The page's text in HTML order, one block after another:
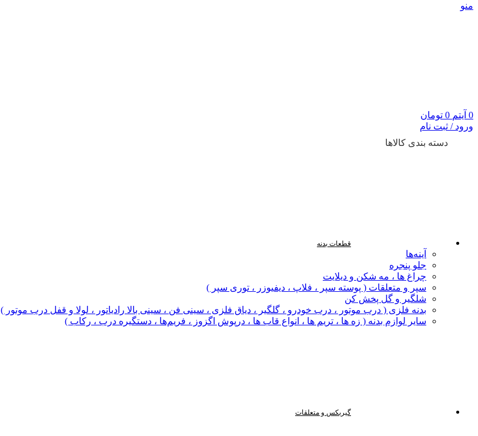
منو
0 آیتم 0 تومان
ورود / ثبت نام
دسته بندی کالاها
قطعات بدنه
آینه‌ها
جلو پنجره
چراغ‌ ها ، مه‌ شکن و دیلایت
سپر و متعلقات ( پوسته سپر ، فلاپ ، دیفیوزر ، توری سپر )
شلگیر و گل‌ پخش‌ کن
بدنه فلزی ( درب موتور ، درب خودرو ، گلگیر ، دیاق فلزی ، سینی فن ، سینی بالا رادیاتور ، لولا و قفل درب موتور )
سایر لوازم بدنه ( زه ها ، تریم ها ، انواع قاب ها ، درپوش اگزوز ، فریم‌ها ، دستگیره درب ، رکاب )
گیربکس و متعلقات